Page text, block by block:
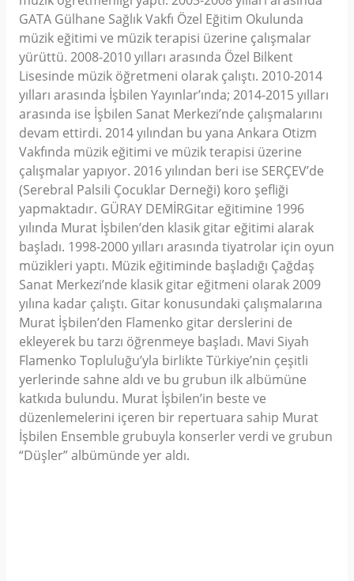
GATA Gülhane Sağlık Vakfı Özel Eğitim Okulunda
müzik eğitimi ve müzik terapisi üzerine çalışmalar
yürüttü. 2008-2010 yılları arasında Özel Bilkent
Lisesinde müzik öğretmeni olarak çalıştı. 2010-2014
yılları arasında İşbilen Yayınlar’ında; 2014-2015 yılları
arasında ise İşbilen Sanat Merkezi’nde çalışmalarını
devam ettirdi. 2014 yılından bu yana Ankara Otizm
Vakfında müzik eğitimi ve müzik terapisi üzerine
çalışmalar yapıyor. 2016 yılından beri ise SERÇEV’de
(Serebral Palsili Çocuklar Derneği) koro şefliği
yapmaktadır. GÜRAY DEMİRGitar eğitimine 1996
yılında Murat İşbilen’den klasik gitar eğitimi alarak
başladı. 1998-2000 yılları arasında tiyatrolar için oyun
müzikleri yaptı. Müzik eğitiminde başladığı Çağdaş
Sanat Merkezi’nde klasik gitar eğitmeni olarak 2009
yılına kadar çalıştı. Gitar konusundaki çalışmalarına
Murat İşbilen’den Flamenko gitar derslerini de
ekleyerek bu tarzı öğrenmeye başladı. Mavi Siyah
Flamenko Topluluğu’yla birlikte Türkiye’nin çeşitli
yerlerinde sahne aldı ve bu grubun ilk albümüne
katkıda bulundu. Murat İşbilen’in beste ve
düzenlemelerini içeren bir repertuara sahip Murat
İşbilen Ensemble grubuyla konserler verdi ve grubun
“Düşler” albümünde yer aldı.